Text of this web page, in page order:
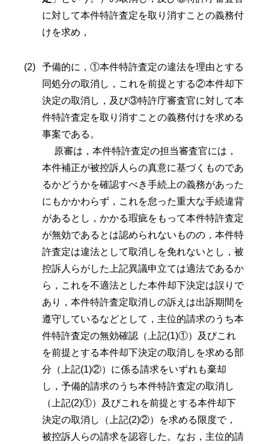
に対して本件特許査定を取り消すことの義務付
けを求め，
予備的に，①本件特許査定の違法を理由とする
同処分の取消し，これを前提とする②本件却下
決定の取消し，及び③特許庁審査官に対して本
件特許査定を取り消すことの義務付けを求める
事案である。
原審は，本件特許査定の担当審査官には，
本件補正が被控訴人らの真意に基づくものであ
るかどうかを確認すべき手続上の義務があった
にもかかわらず，これを怠った重大な手続違背
があるとし，かかる瑕疵をもって本件特許査定
が無効であるとは認められないものの，本件特
許査定は違法として取消しを免れないとし，被
控訴人らがした上記異議申立ては適法であるか
ら，これを不適法とした本件却下決定は誤りで
あり，本件特許査定取消しの訴えは出訴期間を
遵守しているなどとして，主位的請求のうち本
件特許査定の無効確認（上記(1)①）及びこれ
を前提とする本件却下決定の取消しを求める部
分（上記(1)②）に係る請求をいずれも棄却
し，予備的請求のうち本件特許査定の取消し
（上記(2)①）及びこれを前提とする本件却下
決定の取消し（上記(2)②）を求める限度で，
被控訴人らの請求を認容した。なお，主位的請